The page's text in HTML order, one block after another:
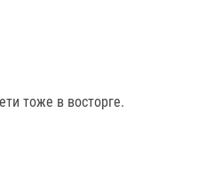
тоже в восторге.